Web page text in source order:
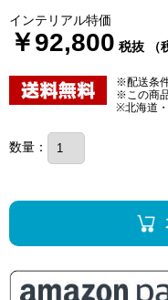
インテリアル特価
￥92,800 税抜 （
※配送条
※この商
※北海道
数量：